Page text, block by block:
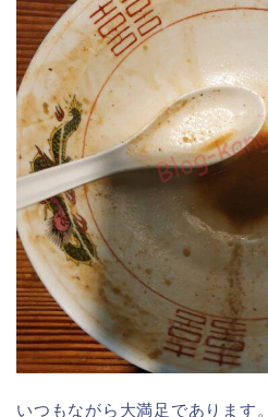
いつもながら大満足であります。